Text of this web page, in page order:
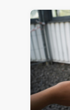
MBDプロセ
CAEエンジ
音響設計
CAE分野に
システム構
CONVERGE
iconCFD
SIMULIA
Simcenter
Simcenter
Ansys
DEMITASNX